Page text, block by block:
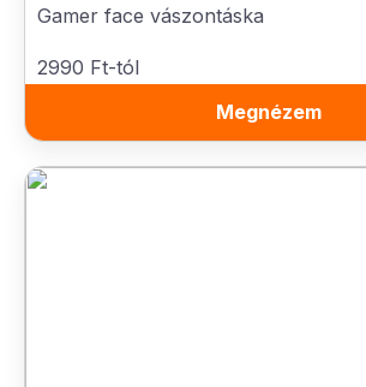
Gamer face vászontáska
2990 Ft-tól
Megnézem